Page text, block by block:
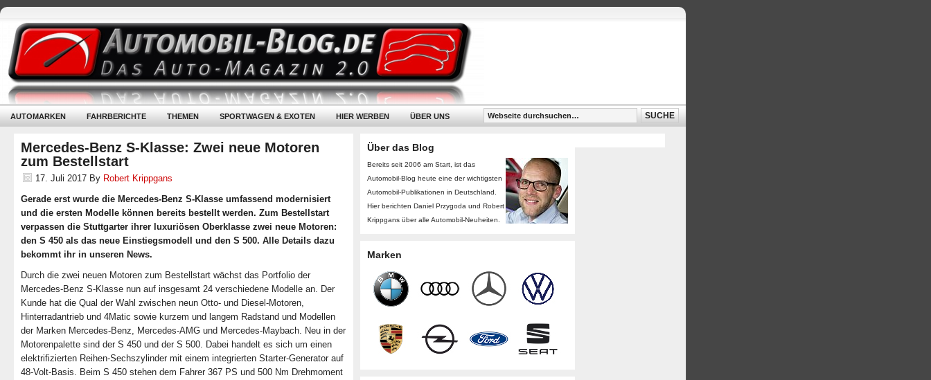
AUTOMARKEN FAHRBERICHTE THEMEN SPORTWAGEN & EXOTEN HIER WERBEN ÜBER UNS
Mercedes-Benz S-Klasse: Zwei neue Motoren
zum Bestellstart
17. Juli 2017 By Robert Krippgans
Gerade erst wurde die Mercedes-Benz S-Klasse umfassend modernisiert
und die ersten Modelle können bereits bestellt werden. Zum Bestellstart
verpassen die Stuttgarter ihrer luxuriösen Oberklasse zwei neue Motoren:
den S 450 als das neue Einstiegsmodell und den S 500. Alle Details dazu
bekommt ihr in unseren News.
Durch die zwei neuen Motoren zum Bestellstart wächst das Portfolio der
Mercedes-Benz S-Klasse nun auf insgesamt 24 verschiedene Modelle an. Der
Kunde hat die Qual der Wahl zwischen neun Otto- und Diesel-Motoren,
Hinterradantrieb und 4Matic sowie kurzem und langem Radstand und Modellen
der Marken Mercedes‑Benz, Mercedes-AMG und Mercedes-Maybach. Neu in der
Motorenpalette sind der S 450 und der S 500. Dabei handelt es sich um einen
elektrifizierten Reihen-Sechszylinder mit einem integrierten Starter-Generator auf
48‑Volt-Basis. Beim S 450 stehen dem Fahrer 367 PS und 500 Nm Drehmoment
Über das Blog
Bereits seit 2006 am Start, ist das
Automobil-Blog heute eine der wichtigsten
Automobil-Publikationen in Deutschland.
Hier berichten Daniel Przygoda und Robert
Krippgans über alle Automobil-Neuheiten.
Marken